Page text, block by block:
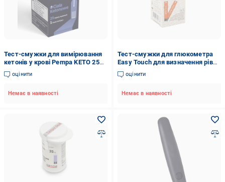
Тест-смужки для вимірювання
кетонів у крові Pempa KETO 25
шт. та 1 кодуюча смужка
(33543850)
оцінити
Немає в наявності
Тест-смужки для глюкометра
Easy Touch для визначення рівня
сечової кислоти 25 шт.
(AN001120)
оцінити
Немає в наявності